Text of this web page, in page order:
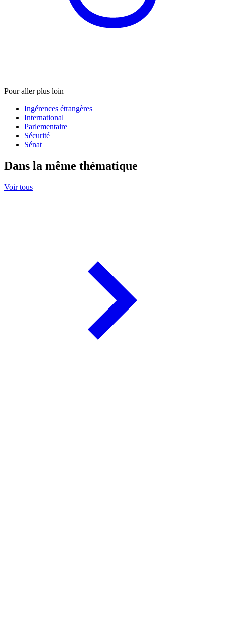
Pour aller plus loin
Ingérences étrangères
International
Parlementaire
Sécurité
Sénat
Dans la même thématique
Voir tous